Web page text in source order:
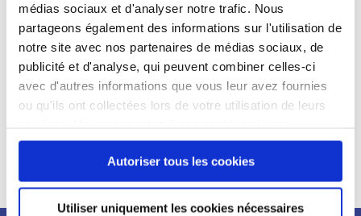
médias sociaux et d'analyser notre trafic. Nous
partageons également des informations sur l'utilisation de
notre site avec nos partenaires de médias sociaux, de
publicité et d'analyse, qui peuvent combiner celles-ci
avec d'autres informations que vous leur avez fournies
ou qu'ils ont collectées lors de votre utilisation de leurs
continuez à utiliser notre site Web.
Autoriser tous les cookies
Utiliser uniquement les cookies nécessaires
Expérience :
Processus
de
recrutement